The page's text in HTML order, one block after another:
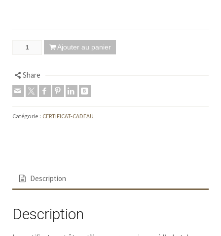
Ajouter au panier
Share
Catégorie : CERTIFICAT-CADEAU
Description
Description